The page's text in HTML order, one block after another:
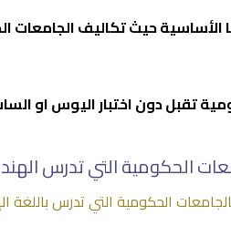
الأساسية حيث تكاليف الجامعات
تقبل دون اختبار اليوس او
الحكومية التي تدرس
الحكومية التي تدرس باللغة